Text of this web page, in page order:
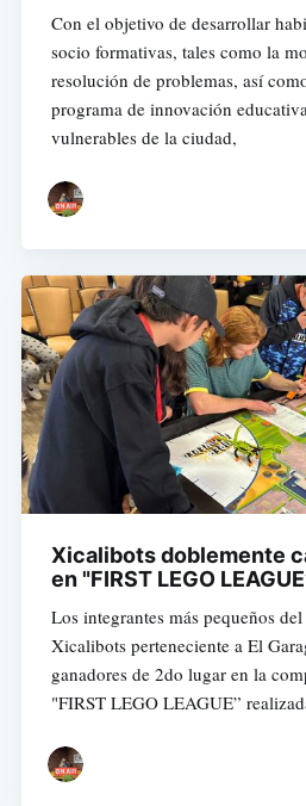
Con el objetivo de desarrollar
socio formativas, tales como la
resolución de problemas, así
programa de innovación
vulnerables de la ciudad,
Xicalibots doblemente
en "FIRST LEGO
Los integrantes más pequeños
Xicalibots perteneciente a El
ganadores de 2do lugar en la
"FIRST LEGO LEAGUE”